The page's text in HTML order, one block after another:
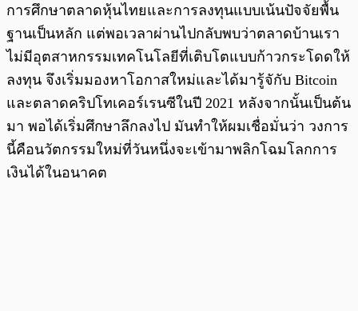
การศึกษาตลาดหุ้นไทยและการลงทุนแบบเน้นปัจจัยพื้น
ฐานเป็นหลัก แต่พอเวลาผ่านไปกลับพบว่าตลาดบ้านเรา
ไม่มีอุตสาหกรรมเทคโนโลยีที่เติบโตแบบก้าวกระโดดให้
ลงทุน จึงเริ่มมองหาโอกาสใหม่และได้มารู้จักับ Bitcoin
และตลาดคริปโทเคอร์เรนซีในปี 2021 หลังจากนั้นเป็นต้น
มา พอได้เริ่มศึกษาลึกลงไป มันทำให้ผมเชื่อมั่นว่า วงการ
นี้คือนวัตกรรมใหม่ที่วันหนึ่งจะเข้ามาพลิกโฉมโลกการ
เงินได้ในอนาคต